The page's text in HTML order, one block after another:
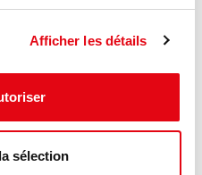
Afficher les détails
sélection